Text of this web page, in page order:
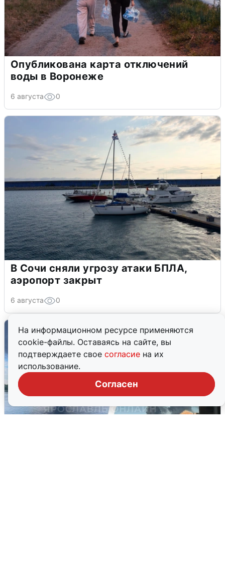
На информационном ресурсе применяются
cookie-файлы. Оставаясь на сайте, вы
подтверждаете свое согласие на их
использование.
Согласен
Опубликована карта отключений
воды в Воронеже
6 августа 0
В Сочи сняли угрозу атаки БПЛА,
аэропорт закрыт
6 августа 0